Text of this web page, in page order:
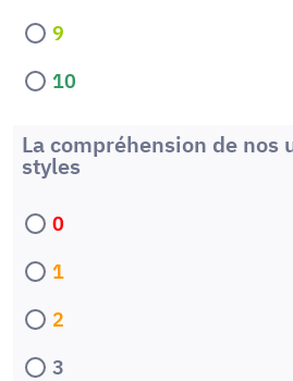
9
10
La compréhension de nos
styles
0
1
2
3